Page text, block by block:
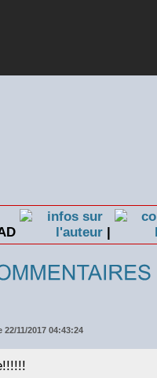
|
11/2017 04:43:24